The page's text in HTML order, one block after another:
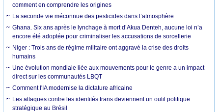
comment en comprendre les origines
La seconde vie méconnue des pesticides dans l’atmosphère
Ghana. Six ans après le lynchage à mort d’Akua Denteh, aucune loi n’a
encore été adoptée pour criminaliser les accusations de sorcellerie
Niger : Trois ans de régime militaire ont aggravé la crise des droits
humains
Une évolution mondiale liée aux mouvements pour le genre a un impact
direct sur les communautés LBQT
Comment l'IA modernise la dictature africaine
Les attaques contre les identités trans deviennent un outil politique
stratégique au Brésil